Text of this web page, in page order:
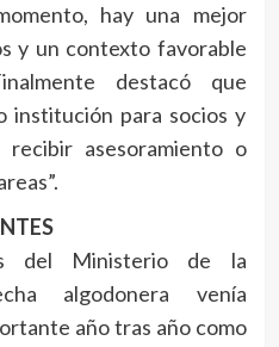
hay una mejor
y un contexto favorable
destacó que
institución para socios y
asesoramiento o
del Ministerio de la
algodonera venía
año tras año como